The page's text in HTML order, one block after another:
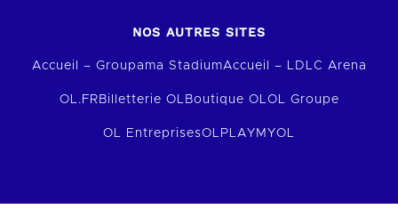
NOS AUTRES SITES
Accueil – Groupama StadiumAccueil – LDLC Arena
OL.FR Billetterie OL Boutique OLOL Groupe
OL EntreprisesOLPLAY MYOL